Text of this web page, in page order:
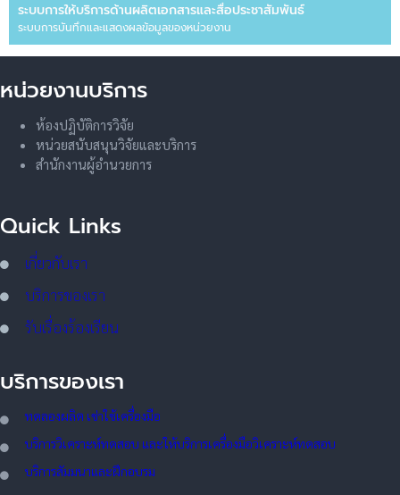
ระบบการให้บริการด้านผลิตเอกสารและสื่อประชาสัมพันธ์
ระบบการบันทึกและแสดงผลข้อมูลของหน่วยงาน
หน่วยงานบริการ
ห้องปฏิบัติการวิจัย
หน่วยสนับสนุนวิจัยและบริการ
สำนักงานผู้อำนวยการ
Quick Links
เกี่ยวกับเรา
บริการของเรา
รับเรื่องร้องเรียน
บริการของเรา
ทดลองผลิต เช่าใช้เครื่องมือ
บริการวิเคราะห์ทดสอบ และให้บริการเครื่องมือวิเคราะห์ทดสอบ
บริการสัมมนาและฝึกอบรม